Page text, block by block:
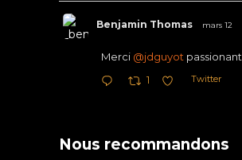
Benjamin Thomas mars 12
Merci @jdguyot passionant
1 Twitter
Nous recommandons